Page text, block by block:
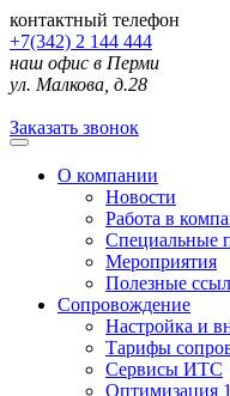
контактный телефон
+7(342) 2 144 444
наш офис в Перми
ул. Малкова, д.28
Заказать звонок
О компании
Новости
Работа в
Специальные
Мероприятия
Полезные
Сопровождение
Настройка и
Тарифы
Сервисы ИТС
Оптимизация